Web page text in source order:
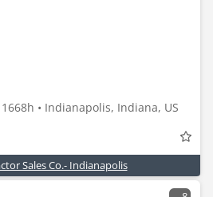
• Indianapolis, Indiana, US
Sales Co.- Indianapolis